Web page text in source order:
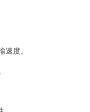
度。